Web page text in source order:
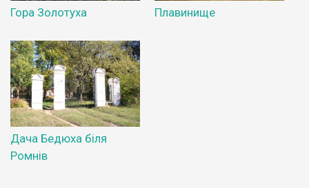
Гора Золотуха Плавинище
Дача Бедюха біля
Ромнів